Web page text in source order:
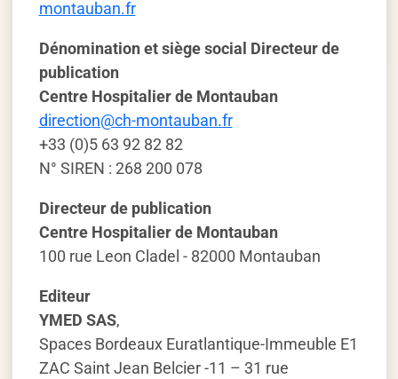
montauban.fr
Dénomination et siège social Directeur de
publication
Centre Hospitalier de Montauban
direction@ch-montauban.fr
+33 (0)5 63 92 82 82
N° SIREN : 268 200 078
Directeur de publication
Centre Hospitalier de Montauban
100 rue Leon Cladel - 82000 Montauban
Editeur
YMED SAS,
Spaces Bordeaux Euratlantique-Immeuble E1
ZAC Saint Jean Belcier -11 – 31 rue